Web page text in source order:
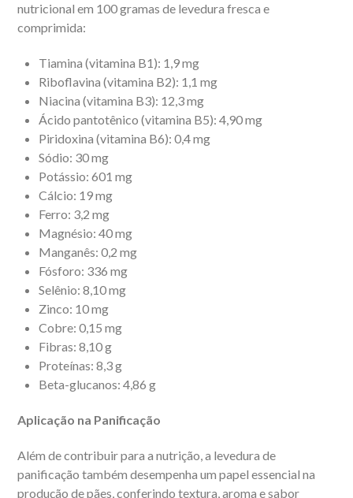
nutricional em 100 gramas de levedura fresca e
comprimida:
Tiamina (vitamina B1): 1,9 mg
Riboflavina (vitamina B2): 1,1 mg
Niacina (vitamina B3): 12,3 mg
Ácido pantotênico (vitamina B5): 4,90 mg
Piridoxina (vitamina B6): 0,4 mg
Sódio: 30 mg
Potássio: 601 mg
Cálcio: 19 mg
Ferro: 3,2 mg
Magnésio: 40 mg
Manganês: 0,2 mg
Fósforo: 336 mg
Selênio: 8,10 mg
Zinco: 10 mg
Cobre: 0,15 mg
Fibras: 8,10 g
Proteínas: 8,3 g
Beta-glucanos: 4,86 g
Aplicação na Panificação
Além de contribuir para a nutrição, a levedura de
panificação também desempenha um papel essencial na
produção de pães, conferindo textura, aroma e sabor